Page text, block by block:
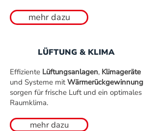
mehr dazu
LÜFTUNG & KLIMA
Effiziente Lüftungsanlagen, Klimageräte
und Systeme mitWärmerückgewinnung
sorgen für frische Luft und ein optimales
Raumklima.
mehr dazu